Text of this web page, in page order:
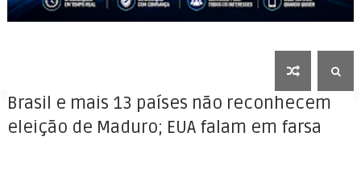
Brasil e mais 13 países não reconhecem
eleição de Maduro; EUA falam em farsa